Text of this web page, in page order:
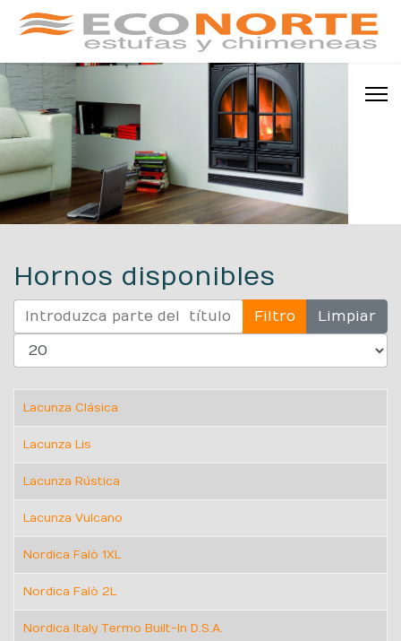
Hornos disponibles
Filtro Limpiar
Lacunza Clásica
Lacunza Lis
Lacunza Rústica
Lacunza Vulcano
Nordica Falò 1XL
Nordica Falò 2L
Nordica Italy Termo Built-In D.S.A.